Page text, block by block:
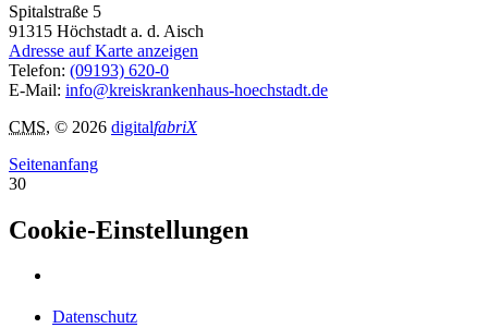
Spitalstraße 5
91315 Höchstadt a. d. Aisch
Adresse auf Karte anzeigen
Telefon: (09193) 620-0
E-Mail: info@kreiskrankenhaus-hoechstadt.de
CMS, © 2026 digitalfabriX
Seitenanfang
30
Cookie-Einstellungen
Datenschutz